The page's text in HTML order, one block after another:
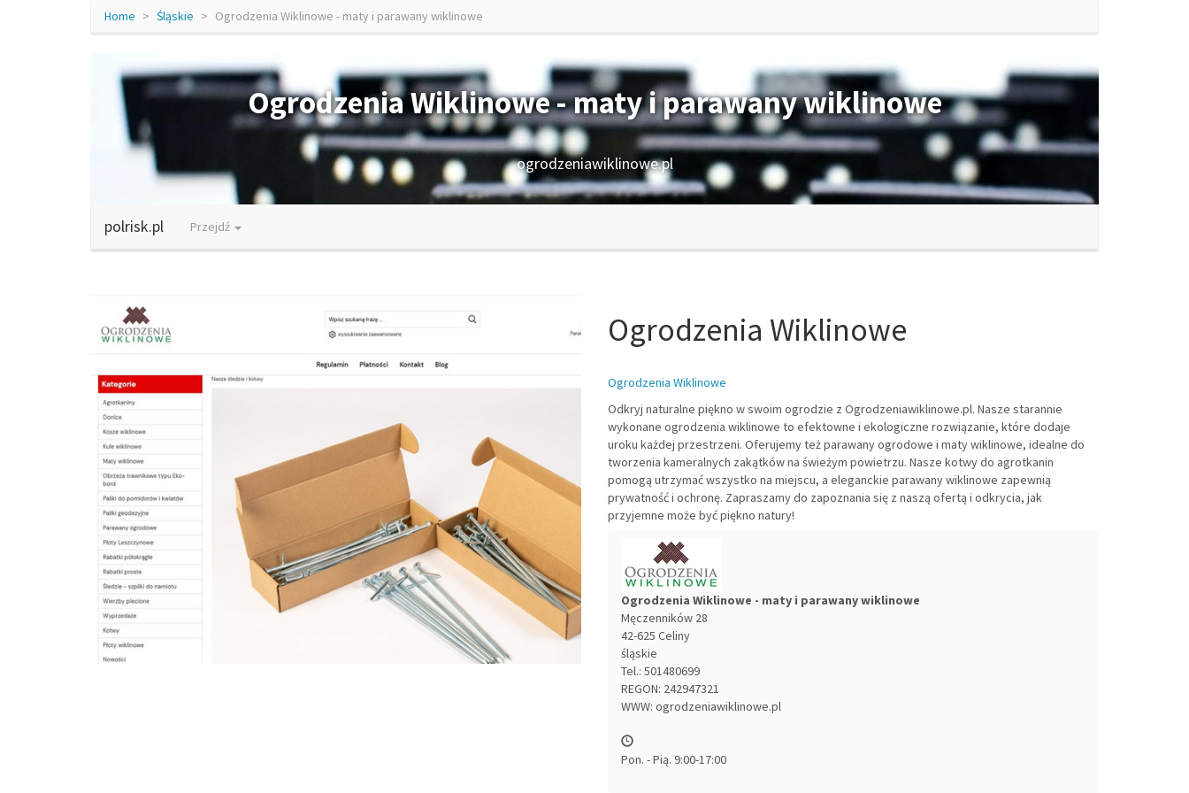
Home Śląskie Ogrodzenia Wiklinowe - maty i parawany wiklinowe
Ogrodzenia Wiklinowe - maty i parawany wiklinowe
ogrodzeniawiklinowe.pl
polrisk.pl Przejdź
Ogrodzenia Wiklinowe
Ogrodzenia Wiklinowe
Odkryj naturalne piękno w swoim ogrodzie z Ogrodzeniawiklinowe.pl. Nasze starannie
wykonane ogrodzenia wiklinowe to efektowne i ekologiczne rozwiązanie, które dodaje
uroku każdej przestrzeni. Oferujemy też parawany ogrodowe i maty wiklinowe, idealne do
tworzenia kameralnych zakątków na świeżym powietrzu. Nasze kotwy do agrotkanin
pomogą utrzymać wszystko na miejscu, a eleganckie parawany wiklinowe zapewnią
prywatność i ochronę. Zapraszamy do zapoznania się z naszą ofertą i odkrycia, jak
przyjemne może być piękno natury!
Ogrodzenia Wiklinowe - maty i parawany wiklinowe
Męczenników 28
42-625 Celiny
śląskie
Tel.: 501480699
REGON: 242947321
WWW: ogrodzeniawiklinowe.pl
Pon. - Pią. 9:00-17:00